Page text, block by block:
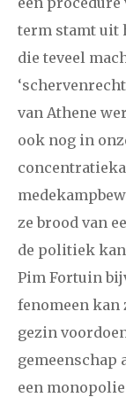
2011
januari
augustus
2010 augustus
december
2009
februari
januari
term stamt uit
die teveel
van Athene
ook nog in
ze brood van
de politiek
Pim Fortuin
fenomeen kan
gezin
gemeenschap
een